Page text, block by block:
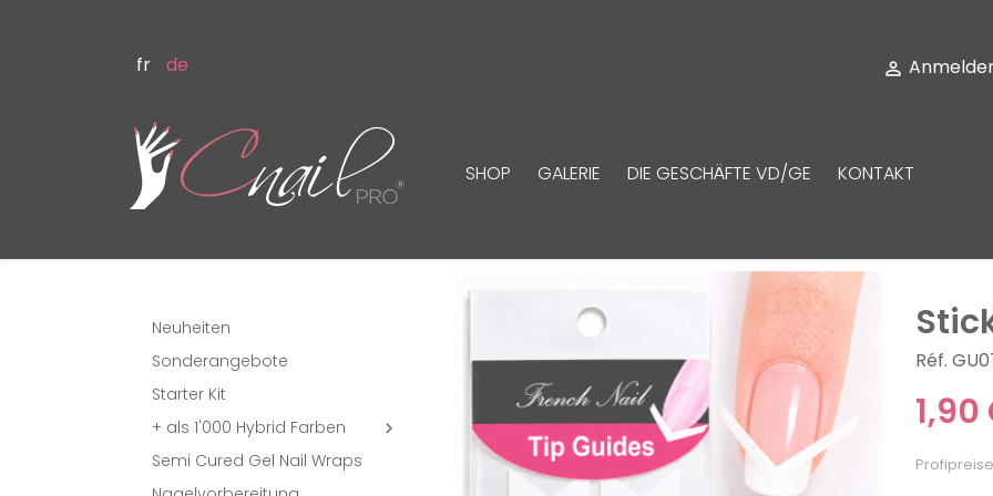
fr de 
SHOP GALERIE DIE GESCHÄFTE VD/GE KONTAKT
Neuheiten
Sonderangebote
Starter Kit
+ als 1'000 Hybrid Farben

Semi Cured Gel Nail Wraps
Réf.
1,90